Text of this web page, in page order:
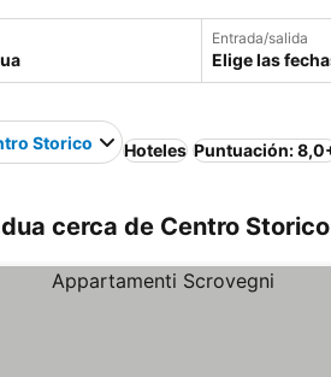
Entrada/salida
Elige las
Storico Hoteles Puntuación:
cerca de Centro Storico